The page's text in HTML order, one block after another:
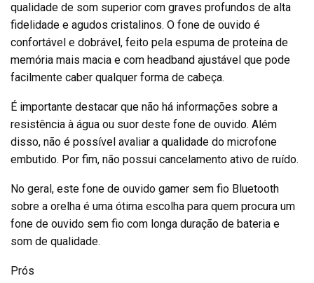
qualidade de som superior com graves profundos de alta
fidelidade e agudos cristalinos. O fone de ouvido é
confortável e dobrável, feito pela espuma de proteína de
memória mais macia e com headband ajustável que pode
facilmente caber qualquer forma de cabeça.
É importante destacar que não há informações sobre a
resistência à água ou suor deste fone de ouvido. Além
disso, não é possível avaliar a qualidade do microfone
embutido. Por fim, não possui cancelamento ativo de ruído.
No geral, este fone de ouvido gamer sem fio Bluetooth
sobre a orelha é uma ótima escolha para quem procura um
fone de ouvido sem fio com longa duração de bateria e
som de qualidade.
Prós